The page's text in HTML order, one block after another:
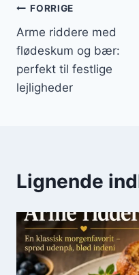
FORRIGE
Arme riddere med
flødeskum og bær:
perfekt til festlige
lejligheder
Lignende